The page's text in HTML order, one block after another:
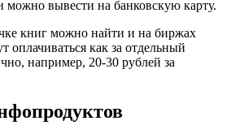
можно вывести на банковскую карту.
книг можно найти и на биржах
оплачиваться как за отдельный
например, 20-30 рублей за